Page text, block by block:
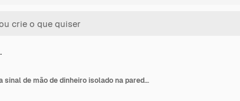
Homem bonito sorridente gesticula sinal de mão de dinheiro isolado na parede laranja